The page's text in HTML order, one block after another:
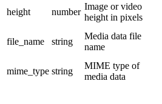
height
number
Image or video
height in pixels
file_name string
Media data file
name
mime_type string
MIME type of
media data